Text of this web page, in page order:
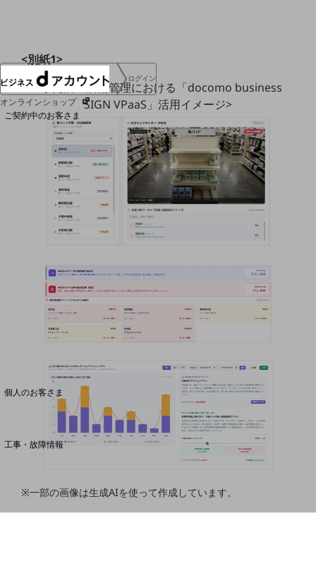
ログイン
オンラインショップ
ご契約中のお客さま
サービス別サポート情報
ご契約中サービスの一元管理
Web明細(ビリングステーション)
Web明細(My docomo)
個人のお客さま
工事・故障情報
<別紙1>
<小売店の店舗管理における「docomo business
SIGN VPaaS」活用イメージ>
※一部の画像は生成AIを使って作成しています。